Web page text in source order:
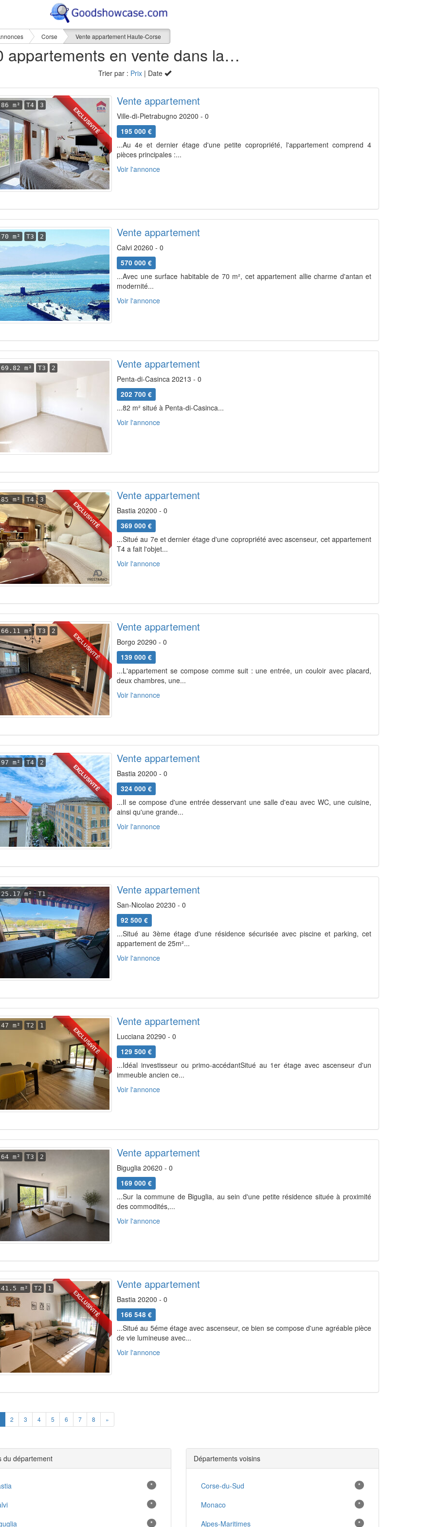
Corse Vente appartement Haute-Corse
310 appartements en vente dans la Haute-Corse (2B)
Trier par : Prix| Date
EXCLUSIVITÉ
86 m² T4 3 Vente appartement
Ville-di-Pietrabugno 20200 - 0
195 000 €
...Au 4e et dernier étage d'une petite copropriété, l'appartement comprend 4
pièces principales :...
Voir l'annonce
70 m² T3 2 Vente appartement
Calvi 20260 - 0
570 000 €
...Avec une surface habitable de 70 m², cet appartement allie charme d'antan et
modernité...
Voir l'annonce
69.82 m² T3 2 Vente appartement
Penta-di-Casinca 20213 - 0
202 700 €
...82 m² situé à Penta-di-Casinca...
Voir l'annonce
EXCLUSIVITÉ
85 m² T4 3 Vente appartement
Bastia 20200 - 0
369 000 €
...Situé au 7e et dernier étage d'une copropriété avec ascenseur, cet appartement
T4 a fait l'objet...
Voir l'annonce
EXCLUSIVITÉ
66.11 m² T3 2 Vente appartement
Borgo 20290 - 0
139 000 €
...L'appartement se compose comme suit : une entrée, un couloir avec placard,
deux chambres, une...
Voir l'annonce
EXCLUSIVITÉ
97 m² T4 2 Vente appartement
Bastia 20200 - 0
324 000 €
...Il se compose d'une entrée desservant une salle d'eau avec WC, une cuisine,
ainsi qu'une grande...
Voir l'annonce
25.17 m² T1 Vente appartement
San-Nicolao 20230 - 0
92 500 €
...Situé au 3ème étage d'une résidence sécurisée avec piscine et parking, cet
appartement de 25m²...
Voir l'annonce
EXCLUSIVITÉ
47 m² T2 1 Vente appartement
Lucciana 20290 - 0
129 500 €
...Idéal investisseur ou primo-accédantSitué au 1er étage avec ascenseur d'un
immeuble ancien ce...
Voir l'annonce
64 m² T3 2 Vente appartement
Biguglia 20620 - 0
169 000 €
...Sur la commune de Biguglia, au sein d'une petite résidence située à proximité
des commodités,...
Voir l'annonce
EXCLUSIVITÉ
41.5 m² T2 1 Vente appartement
Bastia 20200 - 0
166 548 €
...Situé au 5éme étage avec ascenseur, ce bien se compose d'une agréable pièce
de vie lumineuse avec...
Voir l'annonce
2 3 4 5 6 7 8 »
du département
*
*
*
Départements voisins
Corse-du-Sud *
Monaco *
Alpes-Maritimes *